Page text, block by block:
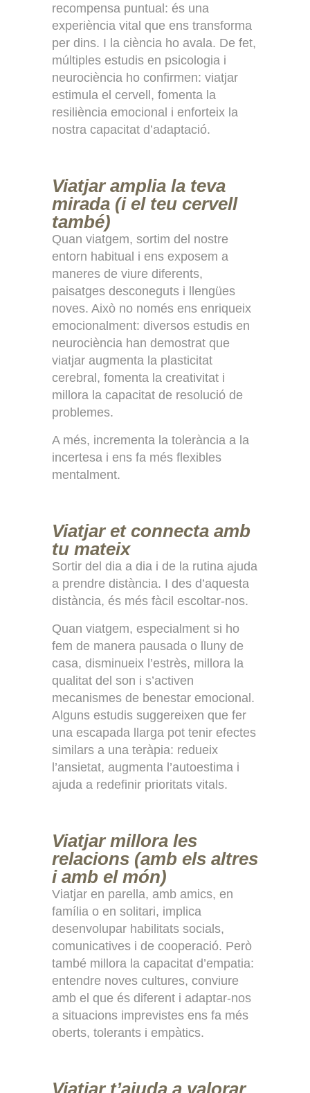
recompensa puntual: és una
experiència vital que ens transforma
per dins. I la ciència ho avala. De fet,
múltiples estudis en psicologia i
neurociència ho confirmen: viatjar
estimula el cervell, fomenta la
resiliència emocional i enforteix la
nostra capacitat d’adaptació.
Viatjar amplia la teva
mirada (i el teu cervell
també)
Quan viatgem, sortim del nostre
entorn habitual i ens exposem a
maneres de viure diferents,
paisatges desconeguts i llengües
noves. Això no només ens enriqueix
emocionalment: diversos estudis en
neurociència han demostrat que
viatjar augmenta la plasticitat
cerebral, fomenta la creativitat i
millora la capacitat de resolució de
problemes.
A més, incrementa la tolerància a la
incertesa i ens fa més flexibles
mentalment.
Viatjar et connecta amb
tu mateix
Sortir del dia a dia i de la rutina ajuda
a prendre distància. I des d’aquesta
distància, és més fàcil escoltar-nos.
Quan viatgem, especialment si ho
fem de manera pausada o lluny de
casa, disminueix l’estrès, millora la
qualitat del son i s’activen
mecanismes de benestar emocional.
Alguns estudis suggereixen que fer
una escapada llarga pot tenir efectes
similars a una teràpia: redueix
l’ansietat, augmenta l’autoestima i
ajuda a redefinir prioritats vitals.
Viatjar millora les
relacions (amb els altres
i amb el món)
Viatjar en parella, amb amics, en
família o en solitari, implica
desenvolupar habilitats socials,
comunicatives i de cooperació. Però
també millora la capacitat d’empatia:
entendre noves cultures, conviure
amb el que és diferent i adaptar-nos
a situacions imprevistes ens fa més
oberts, tolerants i empàtics.
Viatjar t’ajuda a valorar